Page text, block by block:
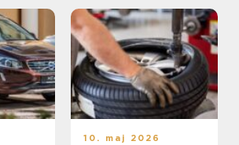
10. maj 2026